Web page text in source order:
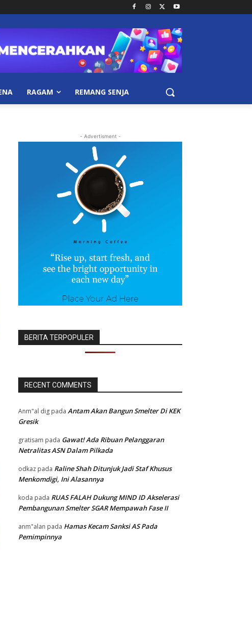
RAGAM REMANG SENJA
- Advertisment -
BERITA TERPOPULER
RECENT COMMENTS
Anm"al dig pada Antam Akan Bangun Smelter Di KEK
Gresik
gratisam pada Gawat! Ada Ribuan Pelanggaran
Netralitas ASN Dalam Pilkada
odkaz pada Raline Shah Ditunjuk Jadi Staf Khusus
Menkomdigi, Ini Alasannya
koda pada RUAS FALAH Dukung MIND ID Akselerasi
Pembangunan Smelter SGAR Mempawah Fase II
anm"alan pada Hamas Kecam Sanksi AS Pada
Pemimpinnya